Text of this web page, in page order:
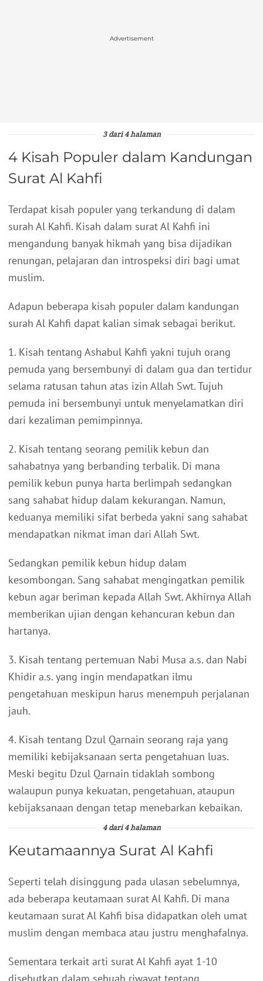
Advertisement
3 dari 4 halaman
4 Kisah Populer dalam Kandungan
Surat Al Kahfi
Terdapat kisah populer yang terkandung di dalam
surah Al Kahfi. Kisah dalam surat Al Kahfi ini
mengandung banyak hikmah yang bisa dijadikan
renungan, pelajaran dan introspeksi diri bagi umat
muslim.
Adapun beberapa kisah populer dalam kandungan
surah Al Kahfi dapat kalian simak sebagai berikut.
1. Kisah tentang Ashabul Kahfi yakni tujuh orang
pemuda yang bersembunyi di dalam gua dan tertidur
selama ratusan tahun atas izin Allah Swt. Tujuh
pemuda ini bersembunyi untuk menyelamatkan diri
dari kezaliman pemimpinnya.
2. Kisah tentang seorang pemilik kebun dan
sahabatnya yang berbanding terbalik. Di mana
pemilik kebun punya harta berlimpah sedangkan
sang sahabat hidup dalam kekurangan. Namun,
keduanya memiliki sifat berbeda yakni sang sahabat
mendapatkan nikmat iman dari Allah Swt.
Sedangkan pemilik kebun hidup dalam
kesombongan. Sang sahabat mengingatkan pemilik
kebun agar beriman kepada Allah Swt. Akhirnya Allah
memberikan ujian dengan kehancuran kebun dan
hartanya.
3. Kisah tentang pertemuan Nabi Musa a.s. dan Nabi
Khidir a.s. yang ingin mendapatkan ilmu
pengetahuan meskipun harus menempuh perjalanan
jauh.
4. Kisah tentang Dzul Qarnain seorang raja yang
memiliki kebijaksanaan serta pengetahuan luas.
Meski begitu Dzul Qarnain tidaklah sombong
walaupun punya kekuatan, pengetahuan, ataupun
kebijaksanaan dengan tetap menebarkan kebaikan.
4 dari 4 halaman
Keutamaannya Surat Al Kahfi
Seperti telah disinggung pada ulasan sebelumnya,
ada beberapa keutamaan surat Al Kahfi. Di mana
keutamaan surat Al Kahfi bisa didapatkan oleh umat
muslim dengan membaca atau justru menghafalnya.
Sementara terkait arti surat Al Kahfi ayat 1-10
disebutkan dalam sebuah riwayat tentang